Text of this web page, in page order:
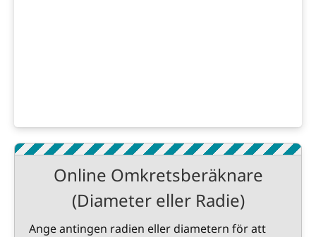
Online Omkretsberäknare
(Diameter eller Radie)
Ange antingen radien eller diametern för att